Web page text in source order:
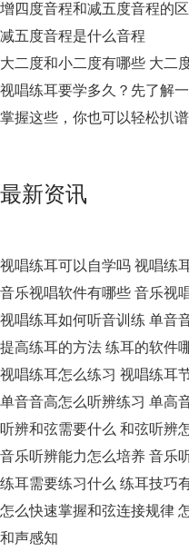
增四度音程和减五度音程的
减五度音程是什么音程
大二度和小二度有哪些 大二
视唱练耳要学多久？先了解
掌握这些，你也可以轻松扒谱
最新资讯
视唱练耳可以自学吗 视唱练
音乐视唱软件有哪些 音乐视
视唱练耳如何听音训练 单音
提高练耳的方法 练耳的软件
视唱练耳怎么练习 视唱练耳
单音音高怎么听辨练习 单高
听辨和弦需要什么 和弦听辨
音乐听辨能力怎么培养 音乐
练耳需要练习什么 练耳技巧
怎么快速掌握和弦连接规律
和声感知